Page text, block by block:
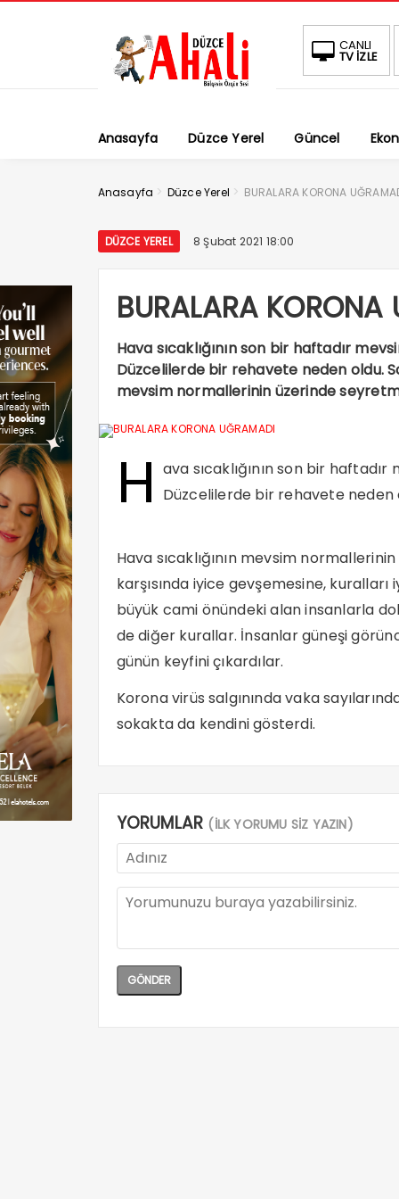
CANLI
TV İZLE
BIST
-0.34% 1.684,94
Anasayfa Düzce Yerel Güncel
Anasayfa > Düzce Yerel > BURALARA KORONA
DÜZCE YEREL 8 Şubat 2021 18:00
BURALARA KORONA
Hava sıcaklığının son bir haftadır
Düzcelilerde bir rehavete neden oldu.
mevsim normallerinin üzerinde
H ava sıcaklığının son bir
Düzcelilerde bir rehavete neden
Hava sıcaklığının mevsim
karşısında iyice gevşemesine,
büyük cami önündeki alan insanlarla
de diğer kurallar. İnsanlar güneşi
günün keyfini çıkardılar.
Korona virüs salgınında vaka
sokakta da kendini gösterdi.
YORUMLAR (İLK YORUMU SİZ YAZIN)